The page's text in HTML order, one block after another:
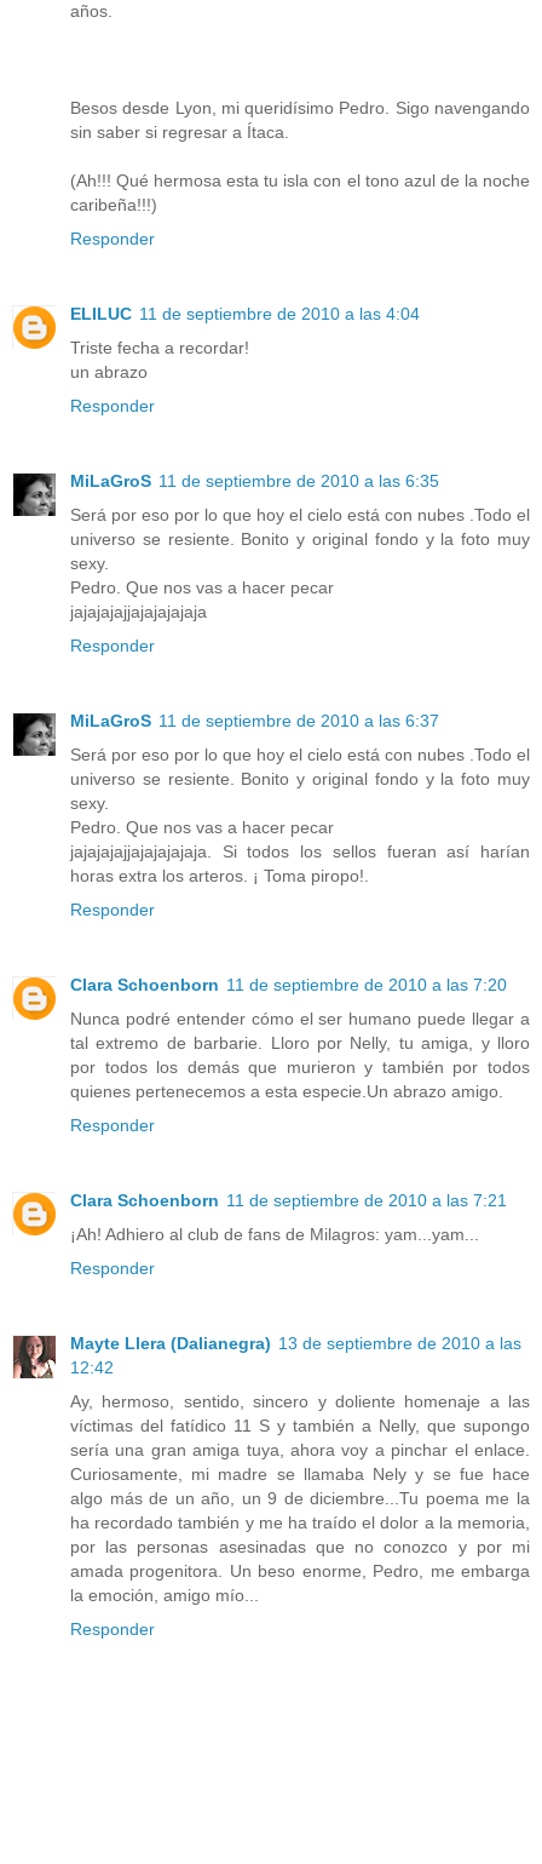
años.
Besos desde Lyon, mi queridísimo Pedro. Sigo navengando
sin saber si regresar a Ítaca.
(Ah!!! Qué hermosa esta tu isla con el tono azul de la noche
caribeña!!!)
Responder
ELILUC 11 de septiembre de 2010 a las 4:04
Triste fecha a recordar!
un abrazo
Responder
MiLaGroS 11 de septiembre de 2010 a las 6:35
Será por eso por lo que hoy el cielo está con nubes .Todo el
universo se resiente. Bonito y original fondo y la foto muy
sexy.
Pedro. Que nos vas a hacer pecar
jajajajajjajajajajaja
Responder
MiLaGroS 11 de septiembre de 2010 a las 6:37
Será por eso por lo que hoy el cielo está con nubes .Todo el
universo se resiente. Bonito y original fondo y la foto muy
sexy.
Pedro. Que nos vas a hacer pecar
jajajajajjajajajajaja. Si todos los sellos fueran así harían
horas extra los arteros. ¡ Toma piropo!.
Responder
Clara Schoenborn 11 de septiembre de 2010 a las 7:20
Nunca podré entender cómo el ser humano puede llegar a
tal extremo de barbarie. Lloro por Nelly, tu amiga, y lloro
por todos los demás que murieron y también por todos
quienes pertenecemos a esta especie.Un abrazo amigo.
Responder
Clara Schoenborn 11 de septiembre de 2010 a las 7:21
¡Ah! Adhiero al club de fans de Milagros: yam...yam...
Responder
Mayte Llera (Dalianegra) 13 de septiembre de 2010 a las
12:42
Ay, hermoso, sentido, sincero y doliente homenaje a las
víctimas del fatídico 11 S y también a Nelly, que supongo
sería una gran amiga tuya, ahora voy a pinchar el enlace.
Curiosamente, mi madre se llamaba Nely y se fue hace
algo más de un año, un 9 de diciembre...Tu poema me la
ha recordado también y me ha traído el dolor a la memoria,
por las personas asesinadas que no conozco y por mi
amada progenitora. Un beso enorme, Pedro, me embarga
la emoción, amigo mío...
Responder